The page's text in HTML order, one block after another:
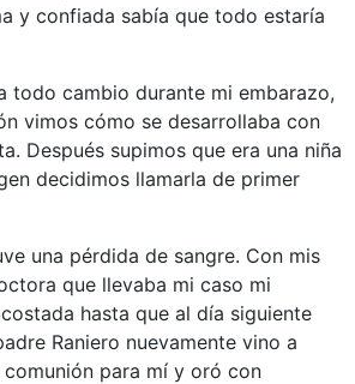
y confiada sabía que todo estaría
todo cambio durante mi embarazo,
vimos cómo se desarrollaba con
Después supimos que era una niña
decidimos llamarla de primer
una pérdida de sangre. Con mis
que llevaba mi caso mi
hasta que al día siguiente
Raniero nuevamente vino a
para mí y oró con